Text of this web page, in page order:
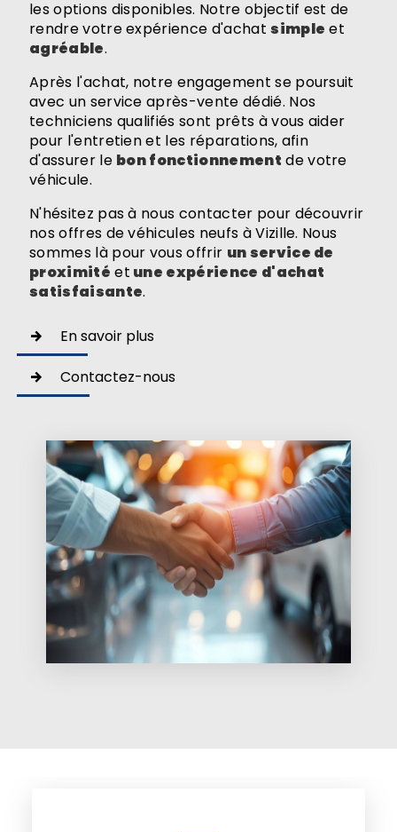
les options disponibles. Notre objectif est de
rendre votre expérience d'achatsimple et
agréable.
Après l'achat, notre engagement se poursuit
avec un service après-vente dédié. Nos
techniciens qualifiés sont prêts à vous aider
pour l'entretien et les réparations, afin
d'assurer le bon fonctionnement de votre
véhicule.
N'hésitez pas à nous contacter pour découvrir
nos offres de véhicules neufs à Vizille. Nous
sommes là pour vous offrir un service de
proximité et une expérience d'achat
satisfaisante.
En savoir plus
Contactez-nous